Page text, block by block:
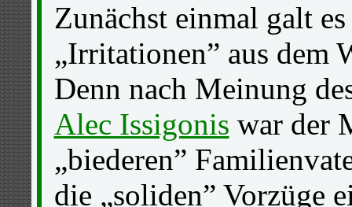
Zunächst einmal galt
„Irritationen” aus dem
Denn nach Meinung
Alec Issigonis war der
„biederen”
die „soliden” Vorzüge